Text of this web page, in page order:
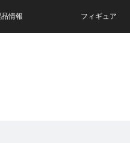
情報 フィギュア